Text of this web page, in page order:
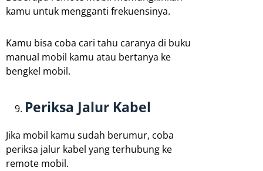
kamu untuk mengganti frekuensinya.
Kamu bisa coba cari tahu caranya di buku
manual mobil kamu atau bertanya ke
bengkel mobil.
Periksa Jalur Kabel
Jika mobil kamu sudah berumur, coba
periksa jalur kabel yang terhubung ke
remote mobil.